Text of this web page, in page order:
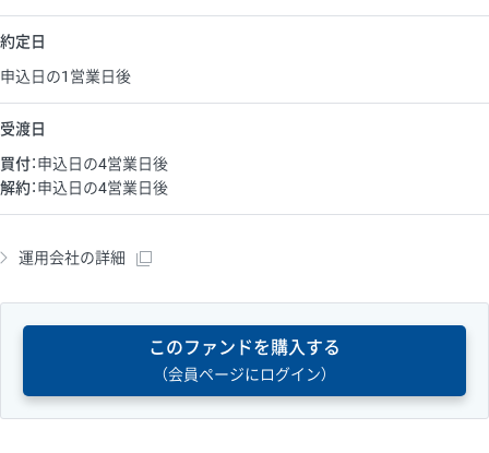
約定日
申込日の1営業日後
受渡日
買付：申込日の4営業日後
解約：申込日の4営業日後
運用会社の詳細
このファンドを購入する
（会員ページにログイン）